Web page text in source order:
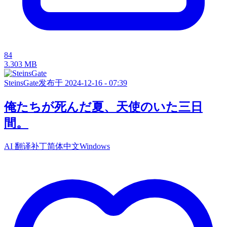
84
3.303 MB
SteinsGate发布于 2024-12-16 - 07:39
俺たちが死んだ夏、天使のいた三日
間。
AI 翻译补丁简体中文Windows